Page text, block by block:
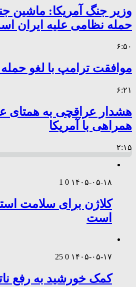
وزیر جنگ آمریکا: ماشین
حمله نظامی علیه ایران
۶:۵۰
موافقت ترامپ با لغو حمله
۶:۲۱
هشدار عراقچی به همتای
همراهی با آمریکا
۲:۱۵
۱۴۰۵-۰۵-۱۸ 0
1
کلاژن برای سلامت
است
۱۴۰۵-۰۵-۱۷ 0
25
کمک خورشید به رفع